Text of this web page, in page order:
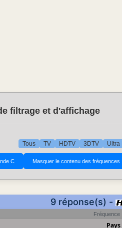
filtrage et d'affichage
Tous TV HDTV 3DTV Ultra
9 réponse(s) -
Fréquence
Pays